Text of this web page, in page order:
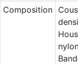
Composition